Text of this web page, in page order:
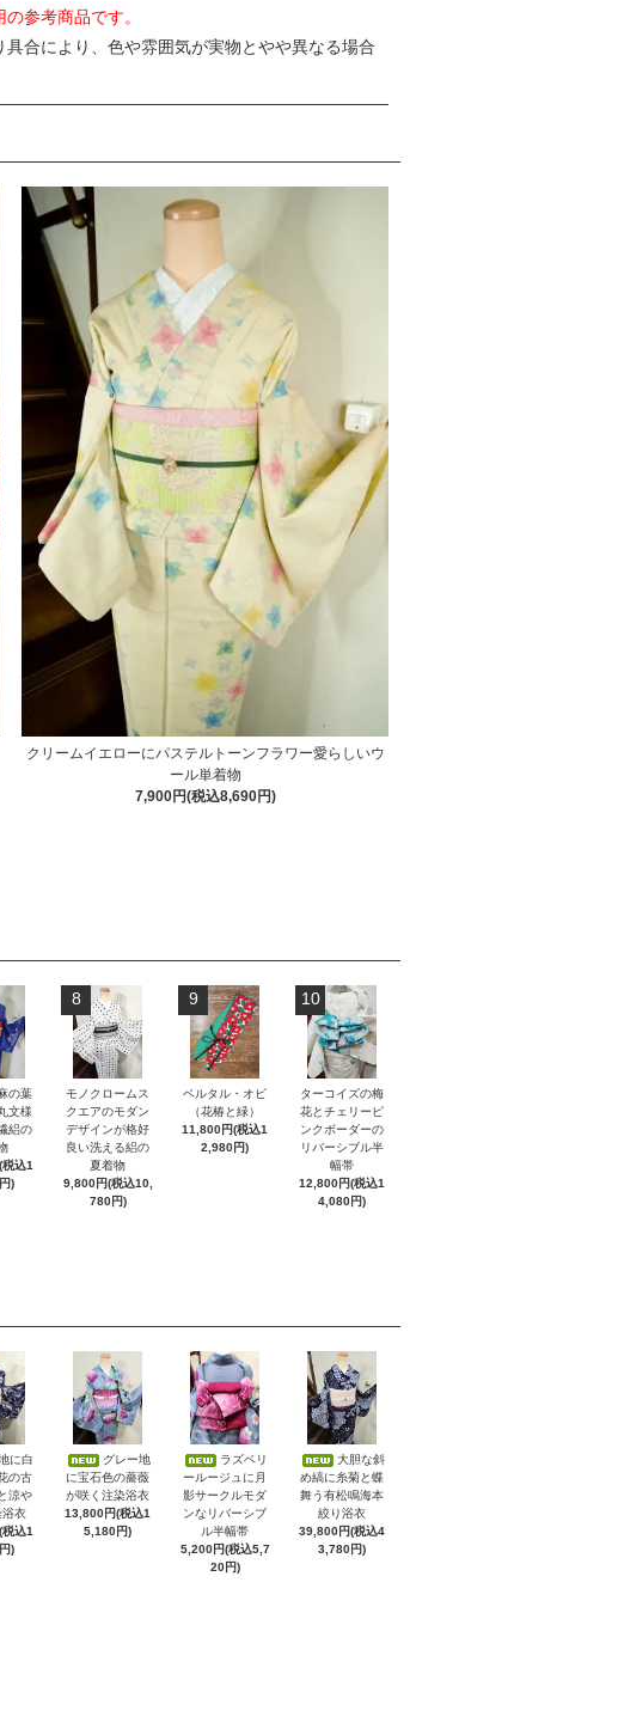
参考商品です。
合により、色や雰囲気が実物とやや異なる場合
クリームイエローにパステルトーンフラワー愛らしいウ
ール単着物
7,900円(税込8,690円)
の葉
文様
絽の
込1
)
8
モノクロームス
クエアのモダン
デザインが格好
良い洗える絽の
夏着物
9,800円(税込10,
780円)
9
ベルタル・オビ
（花椿と緑）
11,800円(税込1
2,980円)
10
ターコイズの梅
花とチェリーピ
ンクボーダーの
リバーシブル半
幅帯
12,800円(税込1
4,080円)
に白
の古
涼や
浴衣
込1
)
グレー地
に宝石色の薔薇
が咲く注染浴衣
13,800円(税込1
5,180円)
ラズベリ
ールージュに月
影サークルモダ
ンなリバーシブ
ル半幅帯
5,200円(税込5,7
20円)
大胆な斜
め縞に糸菊と蝶
舞う有松鳴海本
絞り浴衣
39,800円(税込4
3,780円)